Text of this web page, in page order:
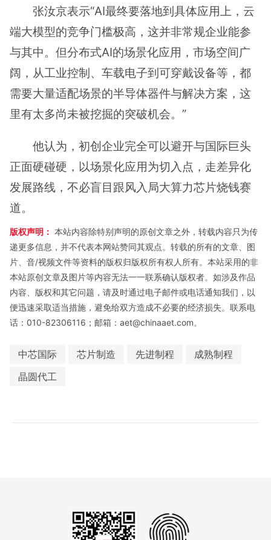
张汝京表示“AI最终要落地到具体应用上，云
端大模型的竞争门槛极高，这并非常规企业能参
与其中。但分布式AI的场景化应用，市场空间广
阔，从工业控制、车载电子到可穿戴设备等，都
需要大量适配场景的半导体器件与解决方案，这
里有太多尚未被挖掘的突破机会。”
他认为，初创企业完全可以避开与国际巨头
正面硬碰硬，以场景化应用为切入点，走差异化
发展路线，不必盲目跟风入局大算力芯片烧钱赛
道。
版权声明： 本站内容除特别声明的原创文章之外，转载内容只为传
递更多信息，并不代表本网站赞同其观点。转载的所有的文章、图
片、音/视频文件等资料的版权归版权所有权人所有。本站采用的非
本站原创文章及图片等内容无法一一联系确认版权者。如涉及作品
内容、版权和其它问题，请及时通过电子邮件或电话通知我们，以
便迅速采取适当措施，避免给双方造成不必要的经济损失。联系电
话：010-82306116；邮箱：aet@chinaaet.com。
中芯国际 芯片制造 先进制程
成熟制程
晶圆代工